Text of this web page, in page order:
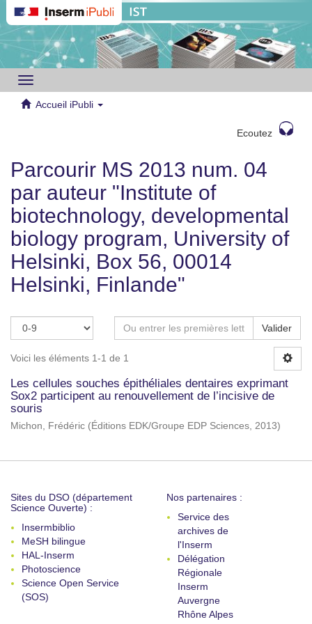
Toggle
navigation
Accueil iPubli
Ecoutez
Parcourir MS 2013 num. 04
par auteur "Institute of
biotechnology, developmental
biology program, University of
Helsinki, Box 56, 00014
Helsinki, Finlande"
Valider
Voici les éléments 1-1 de 1
Les cellules souches épithéliales dentaires exprimant
Sox2 participent au renouvellement de l’incisive de
souris
Michon, Frédéric (Éditions EDK/Groupe EDP Sciences, 2013)
Sites du DSO (département
Science Ouverte) :
Insermbiblio
MeSH bilingue
HAL-Inserm
Photoscience
Science Open Service
(SOS)
Nos partenaires :
Service des
archives de
l'Inserm
Délégation
Régionale
Inserm
Auvergne
Rhône Alpes